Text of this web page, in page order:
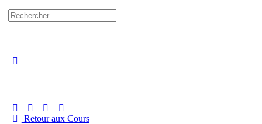
Recherche
pour:
Retour aux Cours